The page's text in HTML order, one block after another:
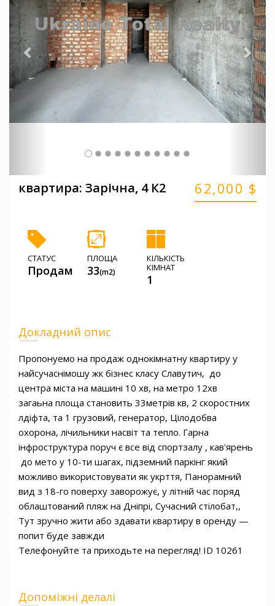
квартира: Зарічна, 4 К2 62,000 $
СТАТУС
Продам
ПЛОЩА
33(m2)
КІЛЬКІСТЬ
КІМНАТ
1
Докладний опис
Пропонуемо на продаж однокімнатну квартиру у
найсучаснімошу жк бізнес класу Славутич,  до
центра міста на машині 10 хв, на метро 12хв
загаьна площа становить 33метрів кв, 2 скоростних
лдіфта, та 1 грузовий, генератор, Цілодобва
охорона, лічильники насвіт та тепло. Гарна
інфроструктура поруч є все від спортзалу , кав'ярень
до мето у 10-ти шагах, підземний паркінг який
можливо використовувати як укрття, Панорамний
вид з 18-го поверху заворожує, у літній час поряд
облаштований пляж на Дніпрі, Сучасний стілобат,,
Тут зручно жити або здавати квартиру в оренду —
попит буде завжди
Телефонуйте та приходьте на перегляд! ID 10261
Допоміжні делалі